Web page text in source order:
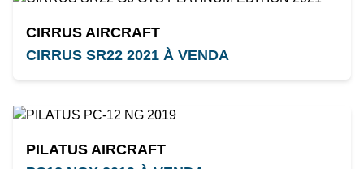
CIRRUS AIRCRAFT
CIRRUS SR22 2021 À VENDA
PILATUS AIRCRAFT